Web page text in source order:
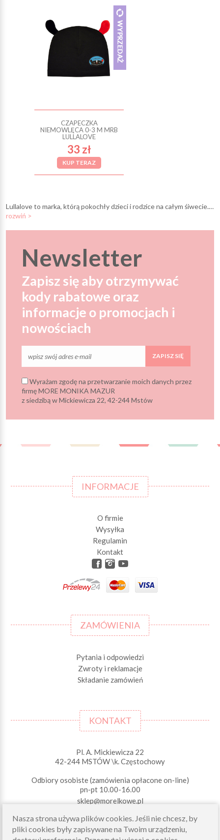
CZAPECZKA
NIEMOWLĘCA 0-3 M MRB
LULLALOVE
33 zł
KUP TERAZ
Lullalove to marka, którą pokochły dzieci i rodzice na całym śiwecie. Jest dostępna w Uni Europejskiej, USA, Australii, Japoni, Chinach, na Tajwanie czy w Korei Południowej. To designerskie produkty dla dzieci, charakteryzujące się wysoką jakością, pomysłowością i użytecznością. Produkty Lullalove zdobyły już wiele nagród przyznawanych za design (m.in "Dobry Wzór 2015" ) Zostały również wielokrotnie nagrodzone przez rodziców (SuperMama Awards 2015, Znak jakości KidZone) Wśród produktów tej marki znajdziemy m.in zabawki sensoryczne, gryzaki, otulacze, śliniaki i wiele innych przydatnych gadzetów.
rozwiń >
Newsletter
Zapisz się aby otrzymywać
kody rabatowe oraz
informacje o promocjach i
nowościach
ZAPISZ SIĘ
Wyrażam zgodę na przetwarzanie moich danych przez
firmę MORE MONIKA MAZUR
z siedzibą w Mickiewicza 22, 42-244 Mstów
INFORMACJE
O firmie
Wysyłka
Regulamin
Kontakt
ZAMÓWIENIA
Pytania i odpowiedzi
Zwroty i reklamacje
Składanie zamówień
KONTAKT
Pl. A. Mickiewicza 22
42-244 MSTÓW \k. Częstochowy
Odbiory osobiste (zamówienia opłacone on-line)
pn-pt 10.00-16.00
sklep@morelkowe.pl
+48 34 506 50 70
Nasza strona używa plików cookies. Jeśli nie chcesz, by
pliki cookies były zapisywane na Twoim urządzeniu,